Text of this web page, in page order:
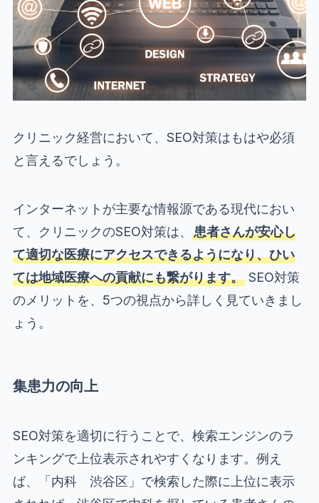
クリニック経営において、SEO対策はもはや必須
と言えるでしょう。
インターネットが主要な情報源である現代におい
て、クリニックのSEO対策は、 患者さんが安心し
て適切な医療にアクセスできるようになり、ひい
ては地域医療への貢献にも繋がります。SEO対策
のメリットを、5つの視点から詳しく見ていきまし
ょう。
集患力の向上
SEO対策を適切に行うことで、検索エンジンのラ
ンキングで上位表示されやすくなります。例え
ば、「内科 渋谷区」で検索した際に上位に表示